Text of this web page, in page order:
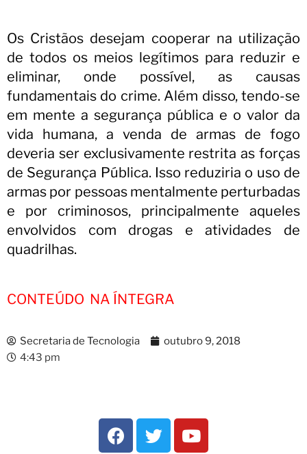
Os Cristãos desejam cooperar na utilização
de todos os meios legítimos para reduzir e
eliminar, onde possível, as causas
fundamentais do crime. Além disso, tendo-se
em mente a segurança pública e o valor da
vida humana, a venda de armas de fogo
deveria ser exclusivamente restrita as forças
de Segurança Pública. Isso reduziria o uso de
armas por pessoas mentalmente perturbadas
e por criminosos, principalmente aqueles
envolvidos com drogas e atividades de
quadrilhas.
CONTEÚDO NA ÍNTEGRA
Secretaria de Tecnologia
outubro 9, 2018
4:43 pm